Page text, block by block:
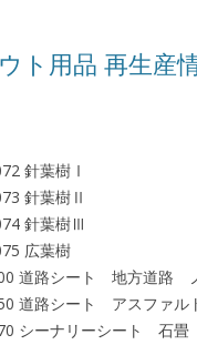
ト用品 再生産
針葉樹Ⅰ
針葉樹Ⅱ
針葉樹Ⅲ
広葉樹
道路シート 地方道路
道路シート アスファ
シーナリーシート 石